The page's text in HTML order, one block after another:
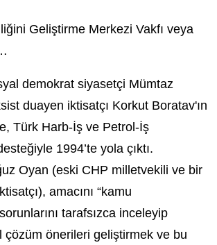
Geliştirme Merkezi Vakfı veya
demokrat siyasetçi Mümtaz
duayen iktisatçı Korkut Boratav'ın
Türk Harb-İş ve Petrol-İş
1994’te yola çıktı.
Oyan (eski CHP milletvekili ve bir
amacını “kamu
tarafsızca inceleyip
çözüm önerileri geliştirmek ve bu
Haberleri